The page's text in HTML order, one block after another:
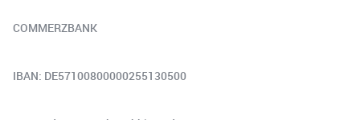
COMMERZBANK
IBAN: DE57100800000255130500